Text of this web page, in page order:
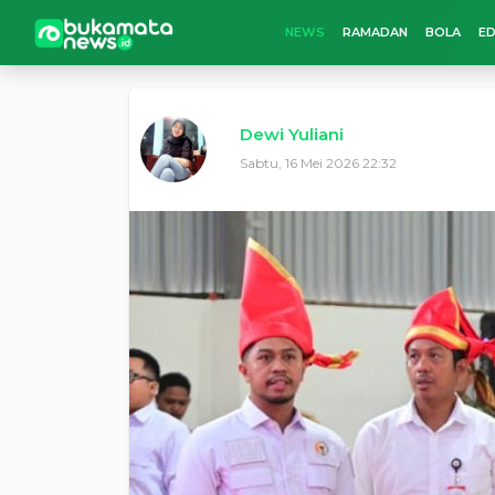
NEWS RAMADAN BOLA
Dewi Yuliani
Sabtu, 16 Mei 2026 22:32